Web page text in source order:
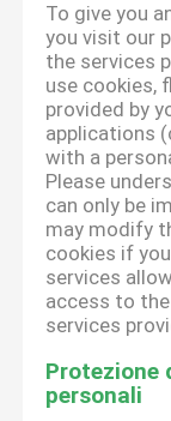
To give you
you visit our
the services
use cookies,
provided by
applications
with a
Please
can only be
may modify
cookies if
services
access to
services
Protezione
personali